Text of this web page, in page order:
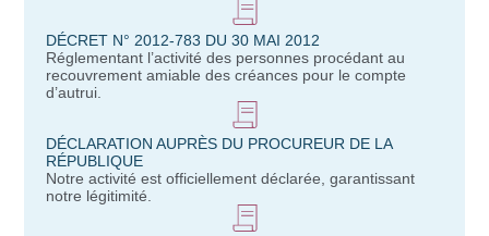
DÉCRET N° 2012-783 DU 30 MAI 2012
Réglementant l’activité des personnes procédant au
recouvrement amiable des créances pour le compte
d’autrui.
DÉCLARATION AUPRÈS DU PROCUREUR DE LA
RÉPUBLIQUE
Notre activité est officiellement déclarée, garantissant
notre légitimité.